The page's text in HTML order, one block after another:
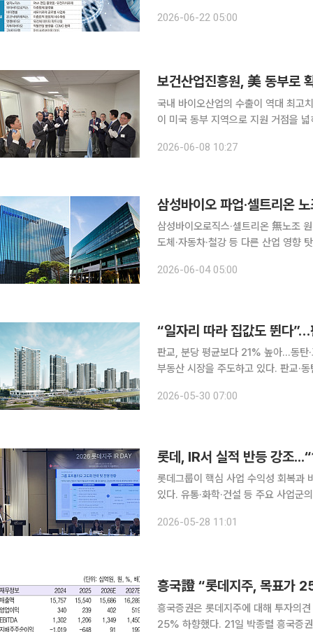
USA는 22일(현지시간)부터 25일까
2026-06-22 05:00
보건산업진흥원, 美 동부로
국내 바이오산업의 수출이 역대 최고
이 미국 동부 지역으로 지원 거점을
데 이어 SK바이오팜, 재미한인제약
2026-06-08 10:27
삼성바이오 파업·셀트리온
삼성바이오로직스·셀트리온 無노조
도체·자동차·철강 등 다른 산업 영향 탓 국내 바이오산업을 이끄는 삼성바이오로직스와 셀트리
의 준법투쟁에 이어 셀트리온에서는
2026-06-04 05:00
“일자리 따라 집값도 뛴다”…
판교, 분당 평균보다 21% 높아…동탄·고덕도 지역 시세
부동산 시장을 주도하고 있다. 판교·
2026-05-30 07:00
롯데그룹이 핵심 사업 수익성 회복과
있다. 유통·화학·건설 등 주요 사업군
분기 실적 및 포트폴리오 고도화 전략
2026-05-28 11:01
흥국證 “롯데지주, 목표가
흥국증권은 롯데지주에 대해 투자의
25% 하향했다. 21일 박종렬 흥국증권 연구원은 롯데지주에 대해 "2026년 영업이익의 추세적인